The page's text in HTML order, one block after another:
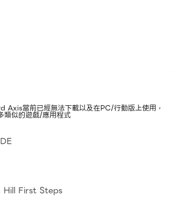
當前已經無法下載以及在PC/行動版上使用，
類似的遊戲/應用程式
First Steps